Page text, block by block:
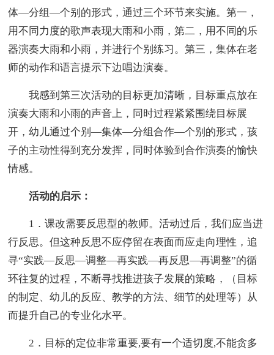
体—分组—个别的形式，通过三个环节来实施。第一，
用不同力度的歌声表现大雨和小雨，第二，用不同的乐
器演奏大雨和小雨，并进行个别练习。第三，集体在老
师的动作和语言提示下边唱边演奏。
我感到第三次活动的目标更加清晰，目标重点放在
演奏大雨和小雨的声音上，同时过程紧紧围绕目标展
开，幼儿通过个别—集体—分组合作—个别的形式，孩
子的主动性得到充分发挥，同时体验到合作演奏的愉快
情感。
活动的启示：
1．课改需要反思型的教师。活动过后，我们应当进
行反思。但这种反思不应停留在表面而应走向理性，追
寻“实践—反思—调整—再实践—再反思—再调整”的循
环往复的过程，不断寻找推进孩子发展的策略，（目标
的制定、幼儿的反应、教学的方法、细节的处理等）从
而提升自己的专业化水平。
2．目标的定位非常重要,要有一个适切度,不能贪多